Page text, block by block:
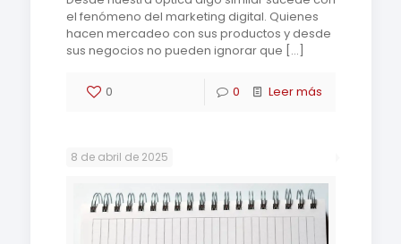
el fenómeno del marketing digital. Quienes
hacen mercadeo con sus productos y desde
sus negocios no pueden ignorar que […]
0 0 Leer más
8 de abril de 2025